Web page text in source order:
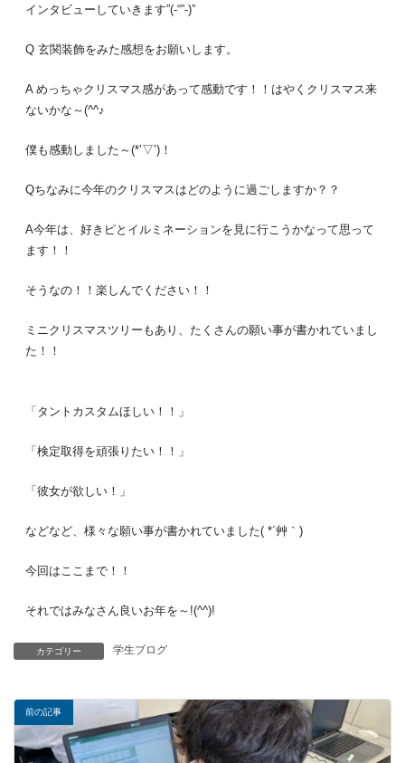
インタビューしていきます”(-“”-)”
Q 玄関装飾をみた感想をお願いします。
A めっちゃクリスマス感があって感動です！！はやくクリスマス来
ないかな～(^^♪
僕も感動しました～(*’▽’)！
Qちなみに今年のクリスマスはどのように過ごしますか？？
A今年は、好きピとイルミネーションを見に行こうかなって思って
ます！！
そうなの！！楽しんでください！！
ミニクリスマスツリーもあり、たくさんの願い事が書かれていまし
た！！
「タントカスタムほしい！！」
「検定取得を頑張りたい！！」
「彼女が欲しい！」
などなど、様々な願い事が書かれていました( *´艸｀)
今回はここまで！！
それではみなさん良いお年を～!(^^)!
カテゴリー 学生ブログ
前の記事